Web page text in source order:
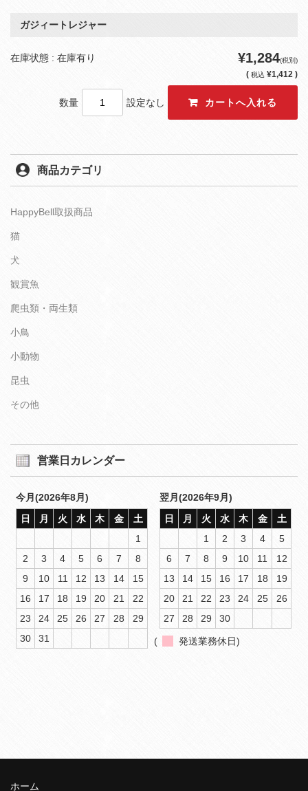
ガジィートレジャー
在庫状態 : 在庫有り ¥1,284(税別)
( 税込 ¥1,412 )
数量 設定なし
商品カテゴリ
HappyBell取扱商品
猫
犬
観賞魚
爬虫類・両生類
小鳥
小動物
昆虫
その他
営業日カレンダー
今月(2026年8月)
日
月 火 水 木 金
土
1
2
3 4 5 6 7
8
9
10 11 12 13 14
15
16
17 18 19 20 21
22
23
24 25 26 27 28
29
30
31
翌月(2026年9月)
日
月 火 水 木 金
土
1
2 3 4
5
6
7 8 9 10 11
12
13
14 15 16 17 18
19
20
21 22 23 24 25
26
27
28 29 30
( 発送業務休日)
ホーム